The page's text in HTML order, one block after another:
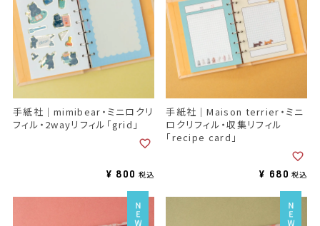
手紙社｜mimibear・ミニロクリ
フィル・2wayリフィル「grid」
¥ 800 税込
手紙社｜Maison terrier・ミニ
ロクリフィル・収集リフィル
「recipe card」
¥ 680 税込